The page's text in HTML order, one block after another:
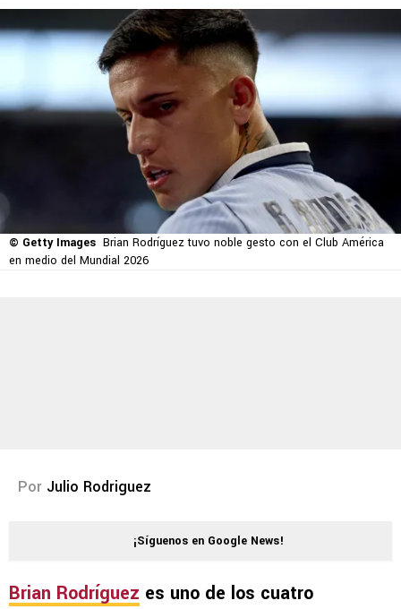
© Getty Images Brian Rodríguez tuvo noble gesto con el Club América
en medio del Mundial 2026
Por Julio Rodriguez
¡Síguenos en Google News!
Brian Rodríguez es uno de los cuatro